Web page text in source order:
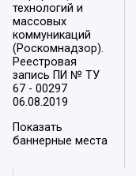
технологий и
массовых
коммуникаций
(Роскомнадзор).
Реестровая
запись ПИ № ТУ
67 - 00297
06.08.2019
Показать
баннерные места